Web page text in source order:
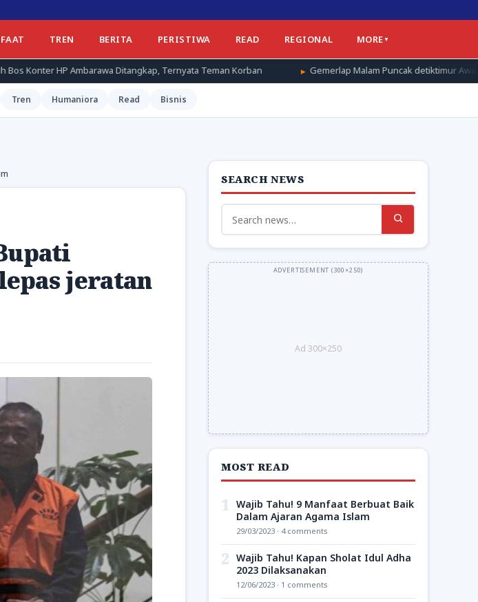
TREN BERITA PERISTIWA READ REGIONAL MORE
Ditangkap, Ternyata Teman Korban Gemerlap Malam Puncak detiktimur Awards 2026, Apresiasi
Tren Humaniora Read Bisnis
jeratan
SEARCH NEWS
Search
for:
Ad 300×250
MOST READ
1 Wajib Tahu! 9 Manfaat Berbuat Baik
Dalam Ajaran Agama Islam
29/03/2023 · 4 comments
2 Wajib Tahu! Kapan Sholat Idul Adha
2023 Dilaksanakan
12/06/2023 · 1 comments